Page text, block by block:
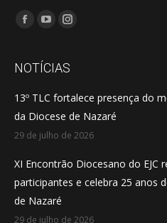
Encontre-nos em:
Facebook
opens
new
window
YouTube
opens
new
window
Instagram
opens
new
window
NOTÍCIAS
13º TLC fortalece presença do
da Diocese de Nazaré
29 de julho de 2026
XI Encontrão Diocesano do EJC
participantes e celebra 25 anos
de Nazaré
29 de julho de 2026